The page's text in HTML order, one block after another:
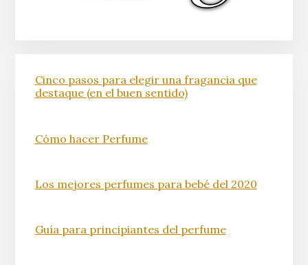
Cinco pasos para elegir una fragancia que
destaque (en el buen sentido)
Cómo hacer Perfume
Los mejores perfumes para bebé del 2020
Guía para principiantes del perfume